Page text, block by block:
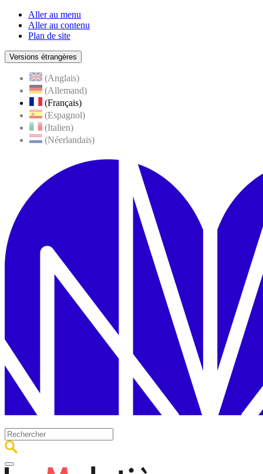
Aller au menu
Aller au contenu
Plan de site
Versions étrangères
(Anglais)
(Allemand)
(Français)
(Espagnol)
(Italien)
(Néerlandais)